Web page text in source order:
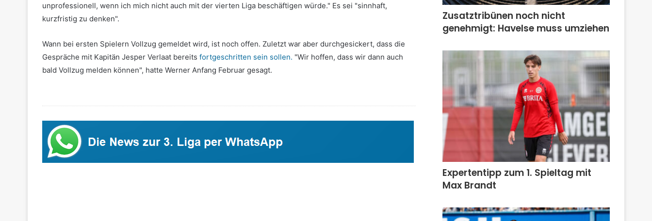
unprofessionell, wenn ich mich nicht auch mit der vierten Liga beschäftigen würde." Es sei "sinnhaft,
kurzfristig zu denken".
Wann bei ersten Spielern Vollzug gemeldet wird, ist noch offen. Zuletzt war aber durchgesickert, dass die
Gespräche mit Kapitän Jesper Verlaat bereits fortgeschritten sein sollen. "Wir hoffen, dass wir dann auch
bald Vollzug melden können", hatte Werner Anfang Februar gesagt.
Zusatztribünen noch nicht
genehmigt: Havelse muss umziehen
Expertentipp zum 1. Spieltag mit
Max Brandt